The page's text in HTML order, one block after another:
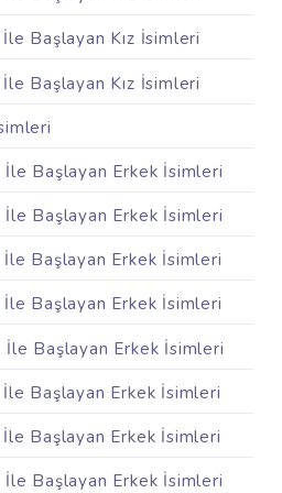
Başlayan Kız İsimleri
Başlayan Kız İsimleri
Başlayan Erkek İsimleri
Başlayan Erkek İsimleri
Başlayan Erkek İsimleri
Başlayan Erkek İsimleri
İle Başlayan Erkek İsimleri
Başlayan Erkek İsimleri
Başlayan Erkek İsimleri
İle Başlayan Erkek İsimleri